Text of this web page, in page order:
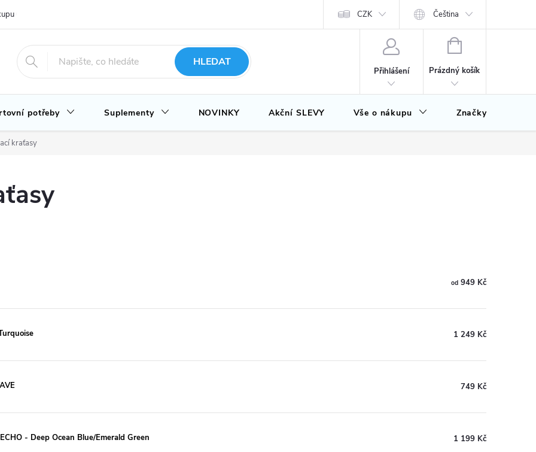
u nás CZK Čeština
HLEDAT
Přihlášení
NÁKUPNÍ
Prázdný košík
potřeby Suplementy NOVINKY Akční SLEVY Vše o nákupu Značky
kraťasy
od 949 Kč
1 249 Kč
749 Kč
- Deep Ocean Blue/Emerald Green 1 199 Kč